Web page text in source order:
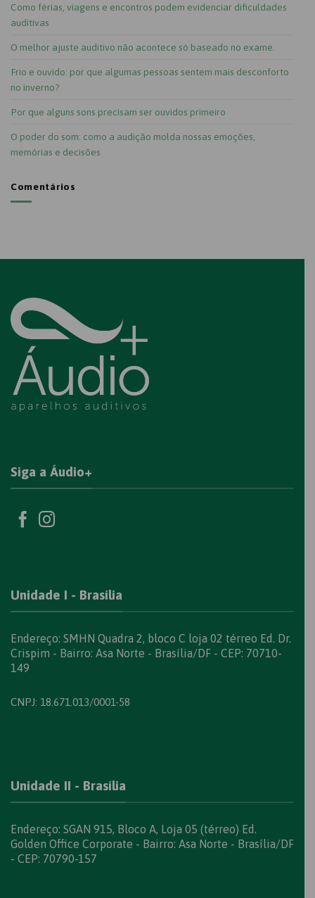
Como férias, viagens e encontros podem evidenciar dificuldades
auditivas
O melhor ajuste auditivo não acontece só baseado no exame.
Frio e ouvido: por que algumas pessoas sentem mais desconforto
no inverno?
Por que alguns sons precisam ser ouvidos primeiro
O poder do som: como a audição molda nossas emoções,
memórias e decisões
Comentários
Siga a Áudio+
Unidade I - Brasília
Endereço: SMHN Quadra 2, bloco C loja 02 térreo Ed. Dr.
Crispim - Bairro: Asa Norte - Brasília/DF - CEP: 70710-
149
CNPJ: 18.671.013/0001-58
Unidade II - Brasília
Endereço: SGAN 915, Bloco A, Loja 05 (térreo) Ed.
Golden Office Corporate - Bairro: Asa Norte - Brasília/DF
- CEP: 70790-157